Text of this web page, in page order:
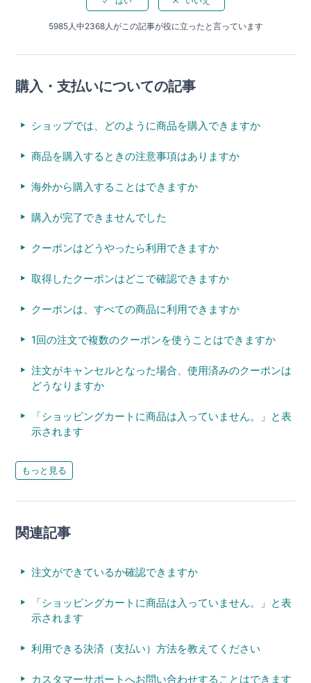
5985人中2368人がこの記事が役に立ったと言っています
購入・支払いについての記事
ショップでは、どのように商品を購入できますか
商品を購入するときの注意事項はありますか
海外から購入することはできますか
購入が完了できませんでした
クーポンはどうやったら利用できますか
取得したクーポンはどこで確認できますか
クーポンは、すべての商品に利用できますか
1回の注文で複数のクーポンを使うことはできますか
注文がキャンセルとなった場合、使用済みのクーポンは
どうなりますか
「ショッピングカートに商品は入っていません。」と表
示されます
もっと見る
関連記事
注文ができているか確認できますか
「ショッピングカートに商品は入っていません。」と表
示されます
利用できる決済（支払い）方法を教えてください
カスタマーサポートへお問い合わせすることはできます